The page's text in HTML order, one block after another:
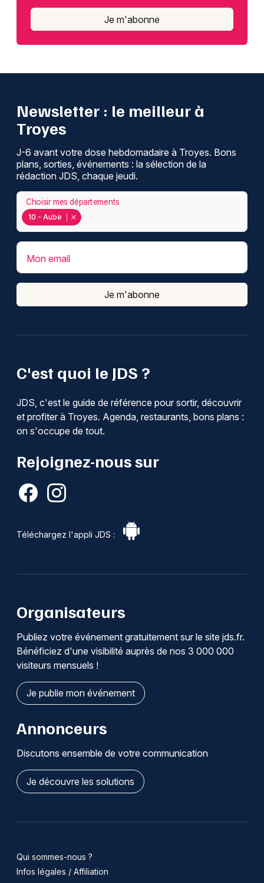
Je m'abonne
C'est quoi le JDS ?
JDS, c'est le guide de référence pour sortir, découvrir
et profiter à Troyes. Agenda, restaurants, bons plans :
on s'occupe de tout.
Rejoignez-nous sur
Téléchargez l'appli JDS :
Newsletter : le meilleur à
Troyes
J-6 avant votre dose hebdomadaire à Troyes. Bons
plans, sorties, événements : la sélection de la
rédaction JDS, chaque jeudi.
10 - Aube
Choisir mes départements
Mon email
Je m'abonne
Organisateurs
Publiez votre événement gratuitement sur le site jds.fr.
Bénéficiez d'une visibilité auprès de nos 3 000 000
visiteurs mensuels !
Je publie mon événement
Annonceurs
Discutons ensemble de votre communication
Je découvre les solutions
Qui sommes-nous ?
Infos légales / Affiliation